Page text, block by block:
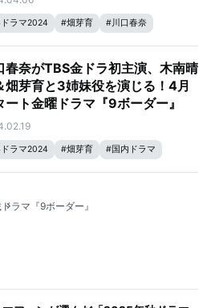
ラマ2024 #畑芽育 #川口春奈
春奈がTBS金ドラ初主演、木南晴
畑芽育と3姉妹役を演じる！4月
ート金曜ドラマ『9ボーダー』
ラマ2024 #畑芽育 #国内ドラマ
ドラマ『9ボーダー』